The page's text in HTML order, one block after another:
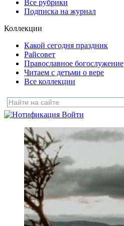
Все рубрики
Подписка на журнал
Коллекции
Какой сегодня праздник
Райсовет
Православное богослужение
Читаем с детьми о вере
Все коллекции
Войти